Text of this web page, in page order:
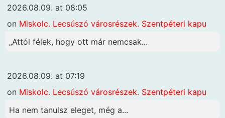
2026.08.09. at 08:05
on Miskolc. Lecsúszó városrészek. Szentpéteri kapu
„Attól félek, hogy ott már nemcsak...
2026.08.09. at 07:19
on Miskolc. Lecsúszó városrészek. Szentpéteri kapu
Ha nem tanulsz eleget, még a...